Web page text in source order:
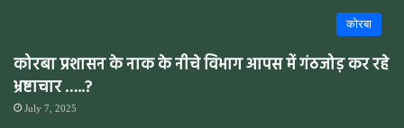
कोरबा
कोरबा प्रशासन के नाक के नीचे विभाग आपस में गंठजोड़ कर रहे
भ्रष्टाचार …..?
July 7, 2025